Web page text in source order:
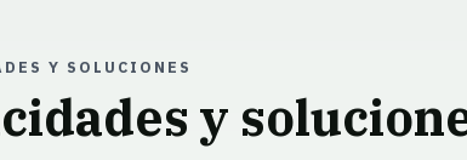
Y SOLUCIONES
y